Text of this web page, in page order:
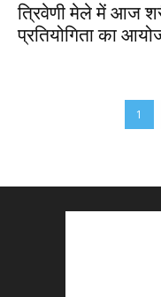
त्रिवेणी मेले में आज
प्रतियोगिता का
1